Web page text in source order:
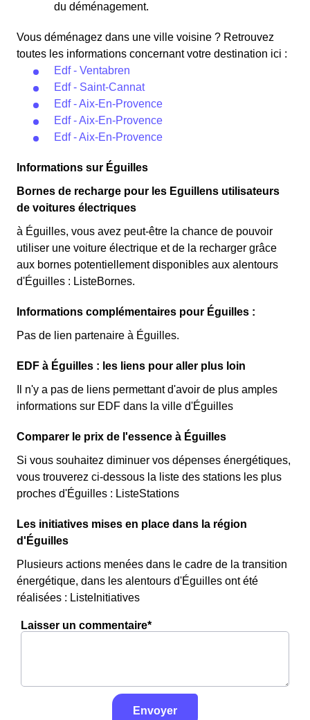
du déménagement.
Vous déménagez dans une ville voisine ? Retrouvez
toutes les informations concernant votre destination ici :
Edf - Ventabren
Edf - Saint-Cannat
Edf - Aix-En-Provence
Edf - Aix-En-Provence
Edf - Aix-En-Provence
Informations sur Éguilles
Bornes de recharge pour les Eguillens utilisateurs
de voitures électriques
à Éguilles, vous avez peut-être la chance de pouvoir
utiliser une voiture électrique et de la recharger grâce
aux bornes potentiellement disponibles aux alentours
d'Éguilles : ListeBornes.
Informations complémentaires pour Éguilles :
Pas de lien partenaire à Éguilles.
EDF à Éguilles : les liens pour aller plus loin
Il n'y a pas de liens permettant d'avoir de plus amples
informations sur EDF dans la ville d'Éguilles
Comparer le prix de l'essence à Éguilles
Si vous souhaitez diminuer vos dépenses énergétiques,
vous trouverez ci-dessous la liste des stations les plus
proches d'Éguilles : ListeStations
Les initiatives mises en place dans la région
d'Éguilles
Plusieurs actions menées dans le cadre de la transition
énergétique, dans les alentours d'Éguilles ont été
réalisées : ListeInitiatives
Laisser un commentaire*
Envoyer